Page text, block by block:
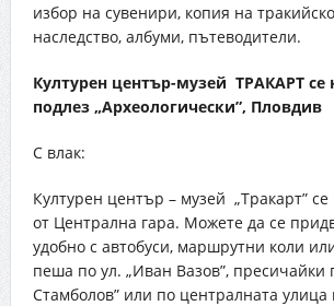
избор на сувенири, копия на
наследство, албуми, пътеводители.
Културен център-музей ТРАКАРТ се
подлез „Археологически”, Пловдив
С влак:
Културен център – музей „Тракарт”
от Централна гара. Можете да се
удобно с автобуси, маршрутни коли
пеша по ул. „Иван Вазов”, пресичайки
Стамболов” или по централната